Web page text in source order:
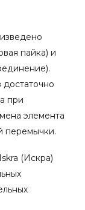
пайка) и
при
элемента
перемычки.
(Искра)